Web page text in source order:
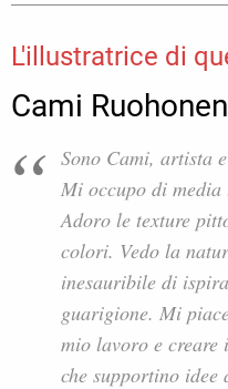
L'illustratrice di
Cami Ruohonen
Sono Cami, artista
Mi occupo di
Adoro le texture
colori. Vedo la
inesauribile di
guarigione. Mi
mio lavoro e creare
che supportino idee